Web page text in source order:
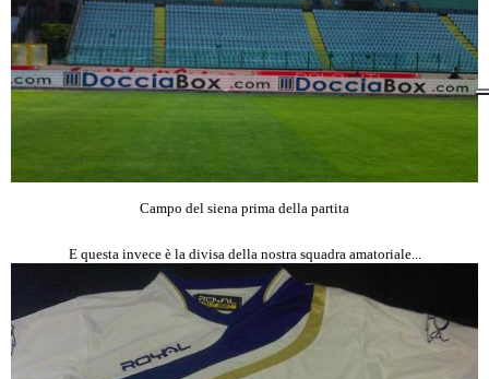
Campo del siena prima della partita
E questa invece è la divisa della nostra squadra amatoriale...